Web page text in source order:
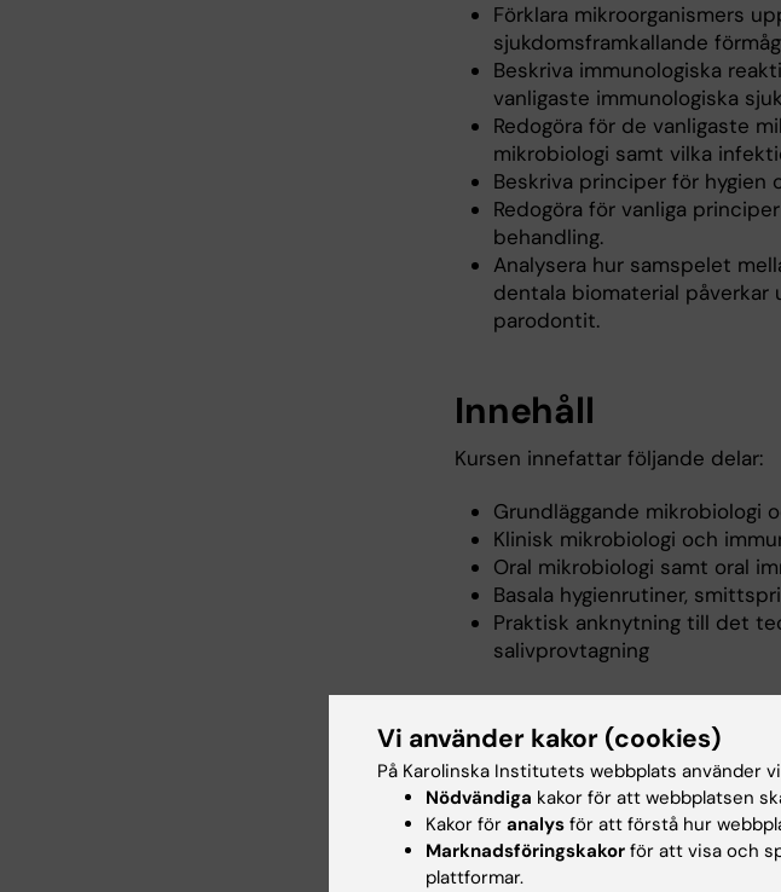
Förklara mikroorganismers
sjukdomsframkallande
Beskriva immunologiska
vanligaste immunologiska
Redogöra för de vanligaste
mikrobiologi samt vilka
Beskriva principer för hygien
Redogöra för vanliga
behandling.
Analysera hur samspelet
dentala biomaterial
parodontit.
Innehåll
Kursen innefattar följande delar:
Grundläggande mikrobiologi
Klinisk mikrobiologi och
Oral mikrobiologi samt oral
Basala hygienrutiner,
Praktisk anknytning till det
salivprovtagning
Arbetsformer
Föreläsningar, grupparbeten,
Examination
Vi använder kakor (cookies)
På Karolinska Institutets webbplats använder
Nödvändiga kakor för att webbplatsen
Kakor för analys för att förstå hur
Marknadsföringskakor för att visa och
plattformar.